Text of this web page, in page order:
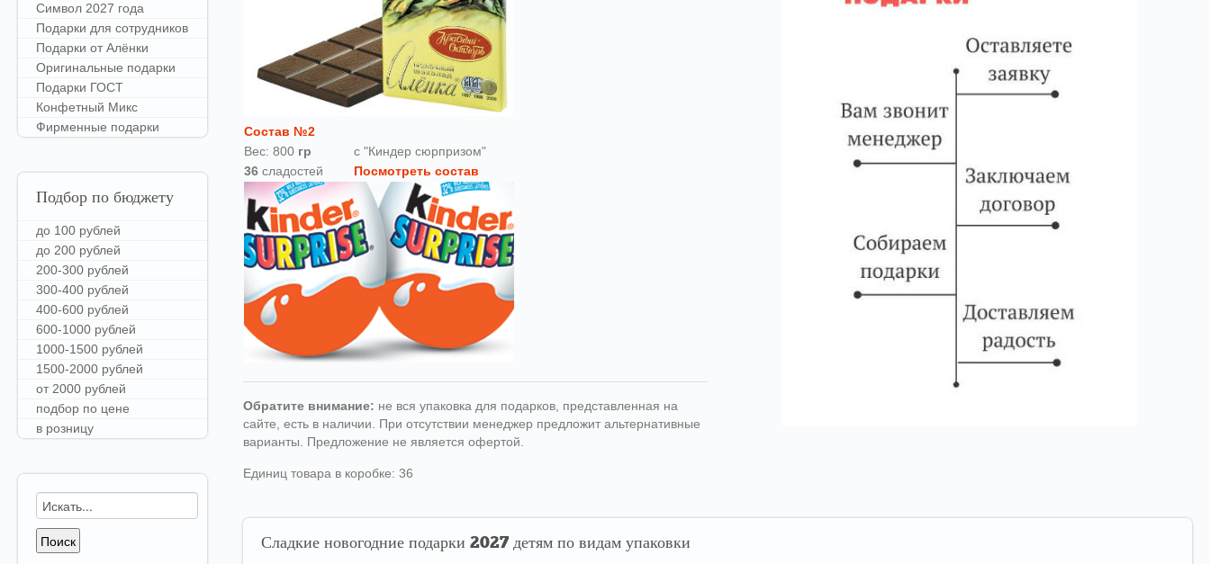
Состав №2
Вес: 800 гр
с "Киндер сюрпризом"
36 сладостей Посмотреть состав
Обратите внимание: не вся упаковка для подарков, представленная на
сайте, есть в наличии. При отсутствии менеджер предложит альтернативные
варианты. Предложение не является офертой.
Единиц товара в коробке: 36
Сладкие новогодние подарки 2027 детям по видам упаковки
Символ 2027 года
Подарки для сотрудников
Подарки от Алёнки
Оригинальные подарки
Подарки ГОСТ
Конфетный Микс
Фирменные подарки
Подбор по бюджету
до 100 рублей
до 200 рублей
200-300 рублей
300-400 рублей
400-600 рублей
600-1000 рублей
1000-1500 рублей
1500-2000 рублей
от 2000 рублей
подбор по цене
в розницу